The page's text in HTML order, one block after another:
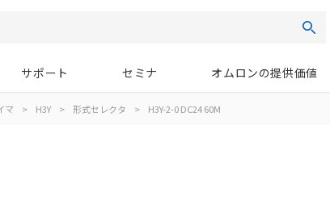
サポート セミナ オムロンの提供価値
マ > H3Y > 形式セレクタ > H3Y-2-0 DC24 60M